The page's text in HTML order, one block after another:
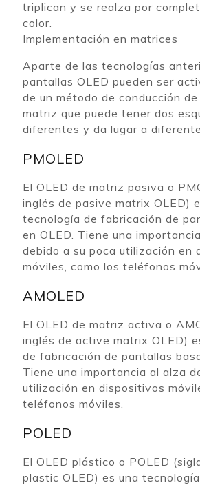
triplican y se realza por
color.
Implementación en matrices
Aparte de las tecnologías
pantallas OLED pueden ser
de un método de conducción
matriz que puede tener dos
diferentes y da lugar a
PMOLED
El OLED de matriz pasiva o
inglés de pasive matrix OLED)
tecnología de fabricación de
en OLED. Tiene una
debido a su poca utilización en
móviles, como los teléfonos
AMOLED
El OLED de matriz activa o
inglés de active matrix OLED)
de fabricación de pantallas
Tiene una importancia al alza
utilización en dispositivos
teléfonos móviles.
POLED
El OLED plástico o POLED
plastic OLED) es una